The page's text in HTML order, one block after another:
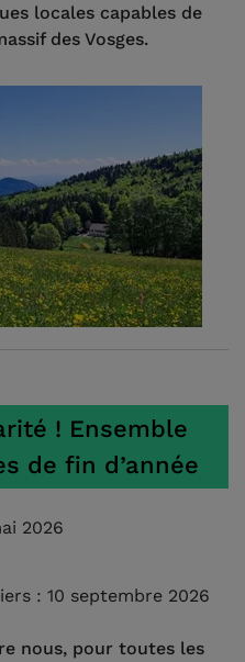
locales capables de
des Vosges.
! Ensemble
de fin d’année
2026
: 10 septembre 2026
nous, pour toutes les